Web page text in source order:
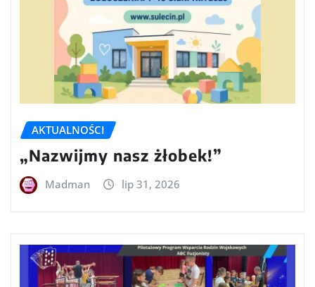
AKTUALNOŚCI
„Nazwijmy nasz żłobek!”
Madman lip 31, 2026